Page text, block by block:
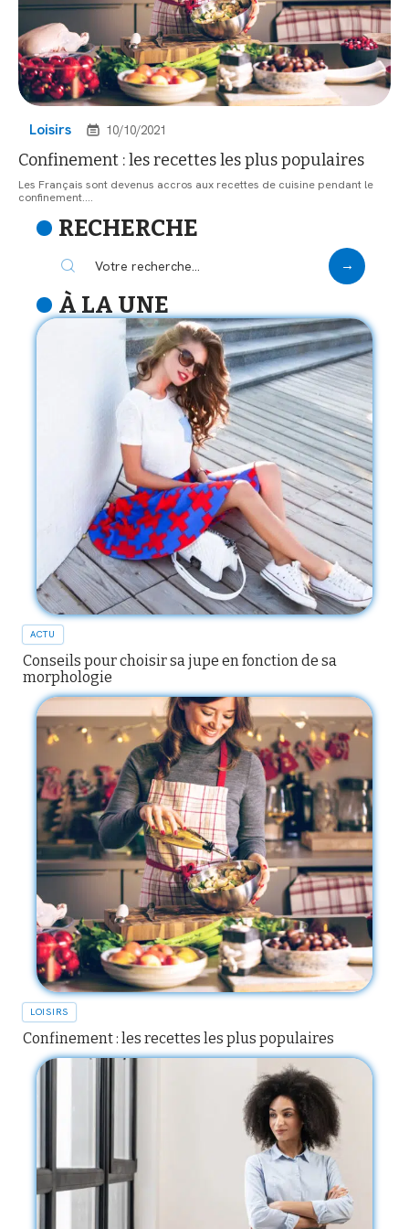
Loisirs 10/10/2021
Confinement : les recettes les plus populaires
Les Français sont devenus accros aux recettes de cuisine pendant le
confinement.…
RECHERCHE
À LA UNE
ACTU
Conseils pour choisir sa jupe en fonction de sa
morphologie
LOISIRS
Confinement : les recettes les plus populaires